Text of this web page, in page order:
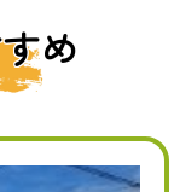
め